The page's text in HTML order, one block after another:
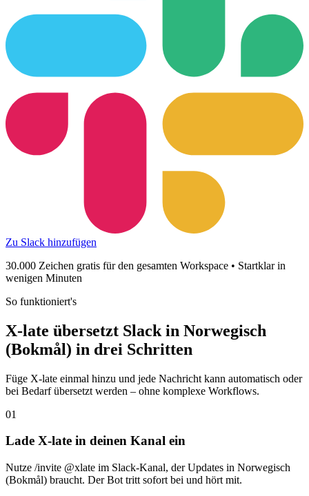
Zu Slack hinzufügen
30.000 Zeichen gratis für den gesamten Workspace • Startklar in
wenigen Minuten
So funktioniert's
X-late übersetzt Slack in Norwegisch
(Bokmål) in drei Schritten
Füge X-late einmal hinzu und jede Nachricht kann automatisch oder
bei Bedarf übersetzt werden – ohne komplexe Workflows.
01
Lade X-late in deinen Kanal ein
Nutze /invite @xlate im Slack-Kanal, der Updates in Norwegisch
(Bokmål) braucht. Der Bot tritt sofort bei und hört mit.